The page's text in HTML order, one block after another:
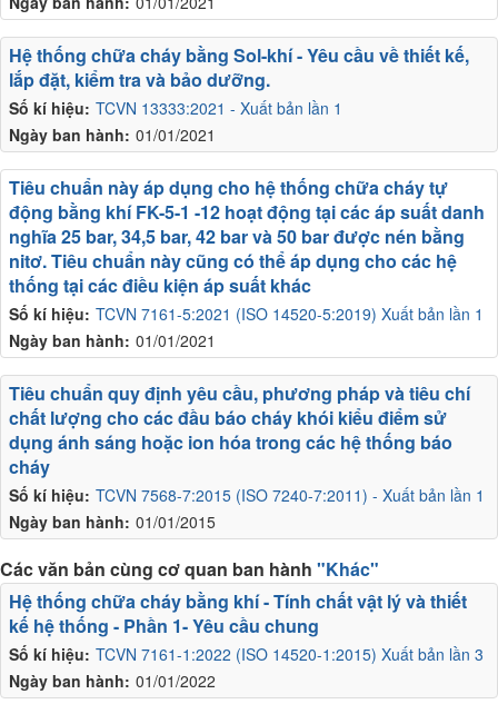
Số kí hiệu: TCVN 13333:2021 - Xuất bản lần 1
Ngày ban hành: 01/01/2021
Hệ thống chữa cháy bằng Sol-khí - Yêu cầu về thiết kế,
lắp đặt, kiểm tra và bảo dưỡng.
Số kí hiệu: TCVN 7161-5:2021 (ISO 14520-5:2019) Xuất bản lần 1
Ngày ban hành: 01/01/2021
Tiêu chuẩn này áp dụng cho hệ thống chữa cháy tự
động bằng khí FK-5-1 -12 hoạt động tại các áp suất danh
nghĩa 25 bar, 34,5 bar, 42 bar và 50 bar được nén bằng
nitơ. Tiêu chuẩn này cũng có thể áp dụng cho các hệ
thống tại các điều kiện áp suất khác
Số kí hiệu: TCVN 7568-7:2015 (ISO 7240-7:2011) - Xuất bản lần 1
Ngày ban hành: 01/01/2015
Tiêu chuẩn quy định yêu cầu, phương pháp và tiêu chí
chất lượng cho các đầu báo cháy khói kiểu điểm sử
dụng ánh sáng hoặc ion hóa trong các hệ thống báo
cháy
Các văn bản cùng cơ quan ban hành "Khác"
Số kí hiệu: TCVN 7161-1:2022 (ISO 14520-1:2015) Xuất bản lần 3
Ngày ban hành: 01/01/2022
Hệ thống chữa cháy bằng khí - Tính chất vật lý và thiết
kế hệ thống - Phần 1- Yêu cầu chung